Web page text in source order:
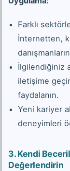
Farklı
İnternetten,
İlgilendiğiniz
iletişime
faydalanın.
Yeni kariyer
deneyimleri
3.Kendi
Değerlendirin